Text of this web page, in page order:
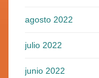
agosto 2022
julio 2022
junio 2022